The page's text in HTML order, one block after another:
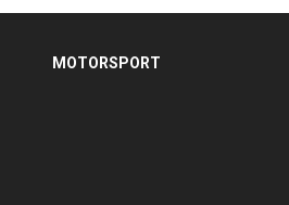
MOTORSPORT